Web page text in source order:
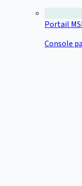
Portail
Console